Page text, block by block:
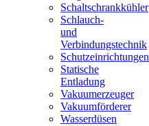
Schaltschrankkühler
Schlauch-
und
Verbindungstechnik
Schutzeinrichtungen
Statische
Entladung
Vakuumerzeuger
Vakuumförderer
Wasserdüsen